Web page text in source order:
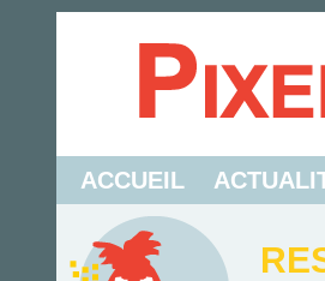
ACCUEIL